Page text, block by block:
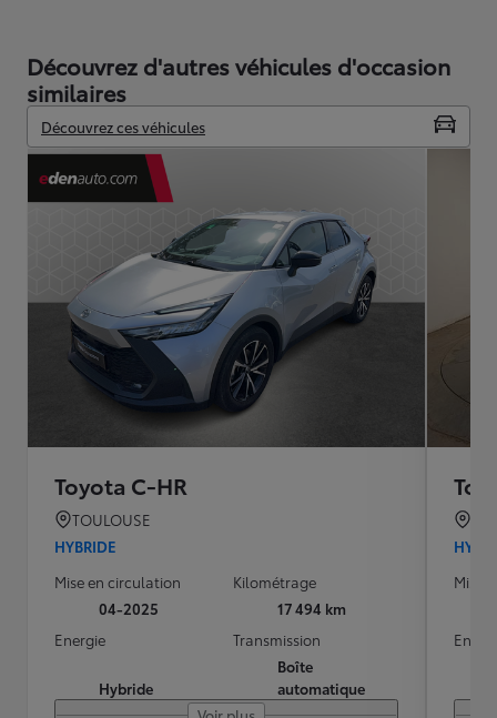
Découvrez d'autres véhicules d'occasion
similaires
Découvrez ces véhicules
Toyota C-HR
TOULOUSE
HYBRIDE
Mise en circulation
04-2025
Kilométrage
17 494 km
Energie
Hybride
Transmission
Boîte
automatique
Mise